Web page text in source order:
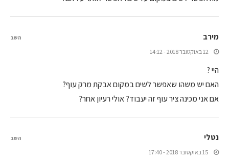
מירב
12 באוקטובר 2018 - 14:12
היי ?
האם יש משהו שאפשר לשים במקום אבקת מרק עוף?
אם אני מכינה ציר עוף זה יעבוד? אולי רעיון אחר?
השב
נטלי
15 באוקטובר 2018 - 17:40
השב